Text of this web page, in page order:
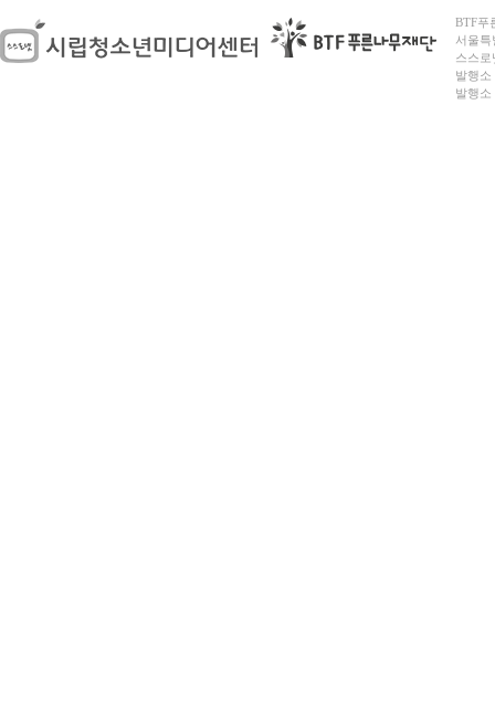
BTF푸
서울
스스로
발행소
발행소